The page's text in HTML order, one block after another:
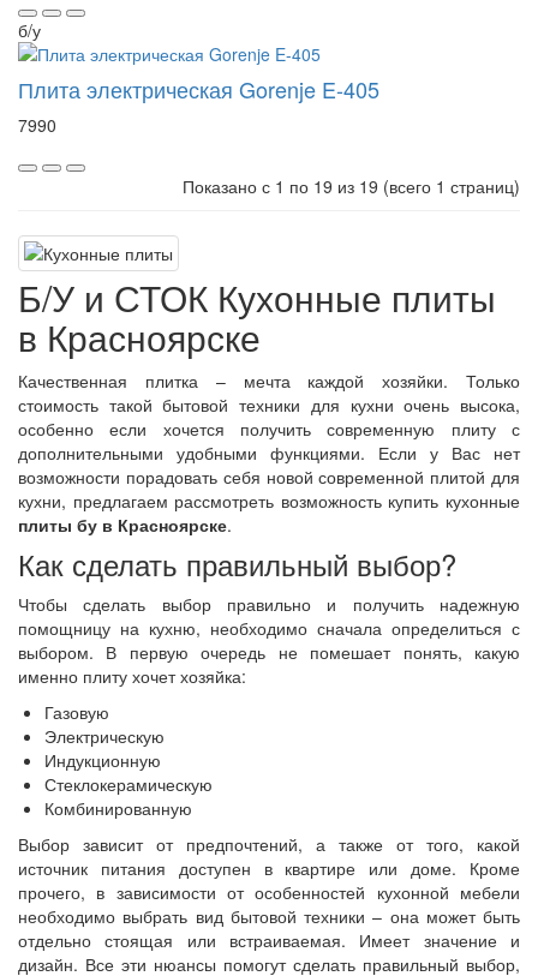
б/у
Плита электрическая Gorenje E-405
7990
Показано с 1 по 19 из 19 (всего 1 страниц)
Б/У и СТОК Кухонные плиты
в Красноярске
Качественная плитка – мечта каждой хозяйки. Только
стоимость такой бытовой техники для кухни очень высока,
особенно если хочется получить современную плиту с
дополнительными удобными функциями. Если у Вас нет
возможности порадовать себя новой современной плитой для
кухни, предлагаем рассмотреть возможность купить кухонные
плиты бу в Красноярске.
Как сделать правильный выбор?
Чтобы сделать выбор правильно и получить надежную
помощницу на кухню, необходимо сначала определиться с
выбором. В первую очередь не помешает понять, какую
именно плиту хочет хозяйка:
Газовую
Электрическую
Индукционную
Стеклокерамическую
Комбинированную
Выбор зависит от предпочтений, а также от того, какой
источник питания доступен в квартире или доме. Кроме
прочего, в зависимости от особенностей кухонной мебели
необходимо выбрать вид бытовой техники – она может быть
отдельно стоящая или встраиваемая. Имеет значение и
дизайн. Все эти нюансы помогут сделать правильный выбор,